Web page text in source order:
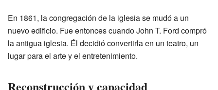
En 1861, la congregación de la iglesia se mudó a un
nuevo edificio. Fue entonces cuando John T. Ford compró
la antigua iglesia. Él decidió convertirla en un teatro, un
lugar para el arte y el entretenimiento.
Reconstrucción y capacidad